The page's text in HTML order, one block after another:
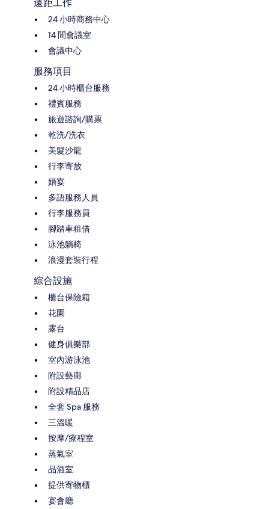
遠距工作
24 小時商務中心
14 間會議室
會議中心
服務項目
24 小時櫃台服務
禮賓服務
旅遊諮詢/購票
乾洗/洗衣
美髮沙龍
行李寄放
婚宴
多語服務人員
行李服務員
腳踏車租借
泳池躺椅
浪漫套裝行程
綜合設施
櫃台保險箱
花園
露台
健身俱樂部
室內游泳池
附設藝廊
附設精品店
全套 Spa 服務
三溫暖
按摩/療程室
蒸氣室
品酒室
提供寄物櫃
宴會廳